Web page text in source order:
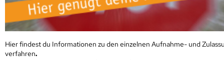
Hier findest du Informationen zu den einzelnen Aufnahme- und
verfahren.